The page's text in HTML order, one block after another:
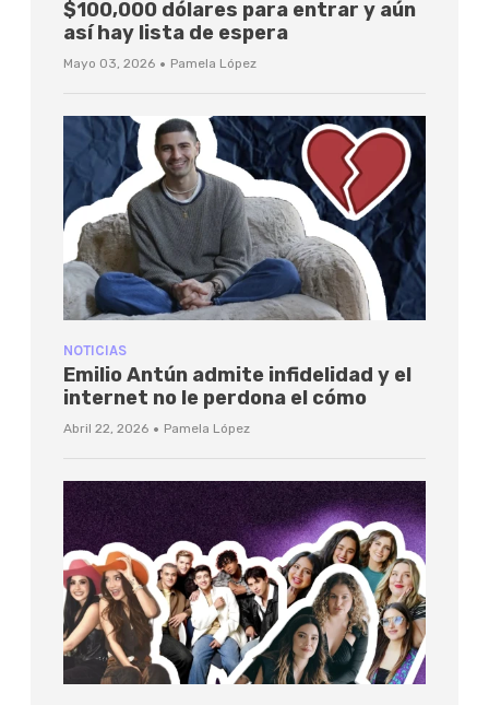
$100,000 dólares para entrar y aún
así hay lista de espera
Mayo 03, 2026 · Pamela López
NOTICIAS
Emilio Antún admite infidelidad y el
internet no le perdona el cómo
Abril 22, 2026 · Pamela López